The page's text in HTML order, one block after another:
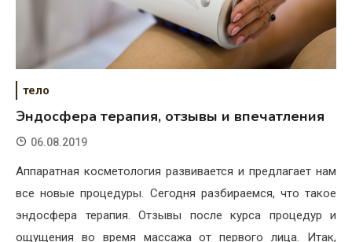
тело
Эндосфера терапия, отзывы и впечатления
06.08.2019
Аппаратная косметология развивается и предлагает нам
все новые процедуры. Сегодня разбираемся, что такое
эндосфера терапия. Отзывы после курса процедур и
ощущения во время массажа от первого лица. Итак,